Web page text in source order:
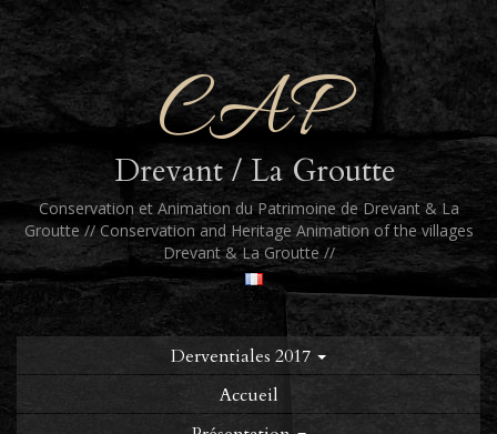
CAP
Drevant / La Groutte
Conservation et Animation du Patrimoine de Drevant & La
Groutte // Conservation and Heritage Animation of the villages
Drevant & La Groutte //
Derventiales 2017
Accueil